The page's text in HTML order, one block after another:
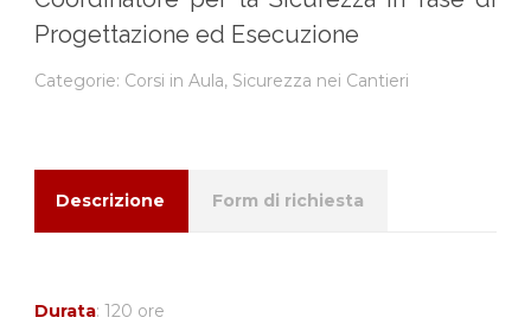
Progettazione ed Esecuzione
Categorie: Corsi in Aula, Sicurezza nei Cantieri
Descrizione Form di richiesta
Durata: 120 ore